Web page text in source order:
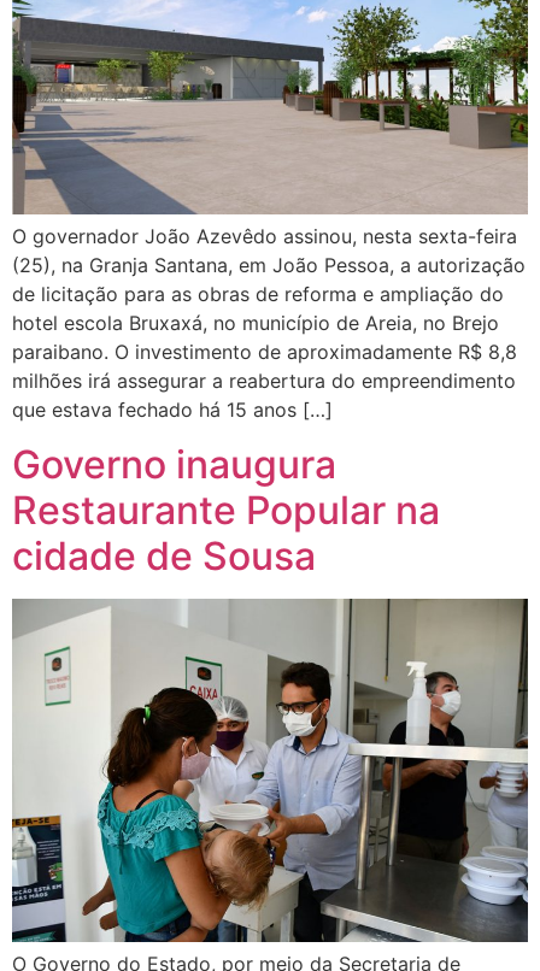
O governador João Azevêdo assinou, nesta sexta-feira
(25), na Granja Santana, em João Pessoa, a autorização
de licitação para as obras de reforma e ampliação do
hotel escola Bruxaxá, no município de Areia, no Brejo
paraibano. O investimento de aproximadamente R$ 8,8
milhões irá assegurar a reabertura do empreendimento
que estava fechado há 15 anos […]
Governo inaugura
Restaurante Popular na
cidade de Sousa
O Governo do Estado, por meio da Secretaria de